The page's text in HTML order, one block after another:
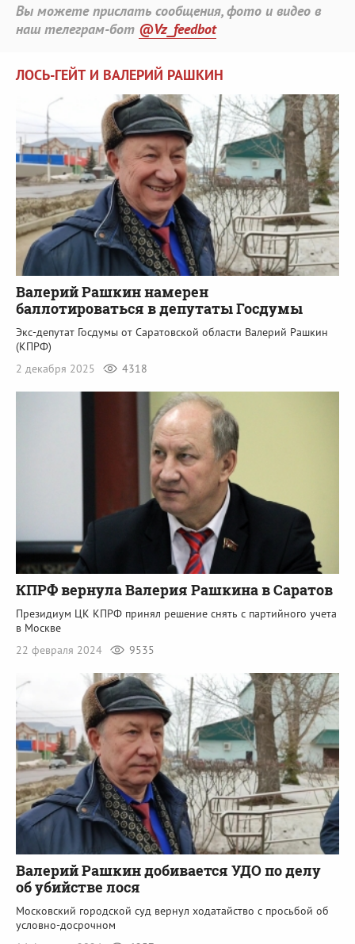
Вы можете прислать сообщения, фото и видео в
наш телеграм-бот @Vz_feedbot
ЛОСЬ-ГЕЙТ И ВАЛЕРИЙ РАШКИН
Валерий Рашкин намерен
баллотироваться в депутаты Госдумы
Экс-депутат Госдумы от Саратовской области Валерий Рашкин
(КПРФ)
2 декабря 2025
4318
КПРФ вернула Валерия Рашкина в Саратов
Президиум ЦК КПРФ принял решение снять с партийного учета
в Москве
22 февраля 2024
9535
Валерий Рашкин добивается УДО по делу
об убийстве лося
Московский городской суд вернул ходатайство с просьбой об
условно-досрочном